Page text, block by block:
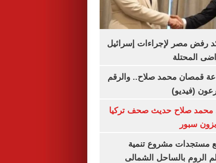
رفض مصر لإجراءات إسرائيل
المحتلة
قمصان محمد صلاح.. والرقم
محمد صلاح حديث صحف تركيا
سبور
مستجدات مشروع تنمية
الروم بالساحل الشمالى